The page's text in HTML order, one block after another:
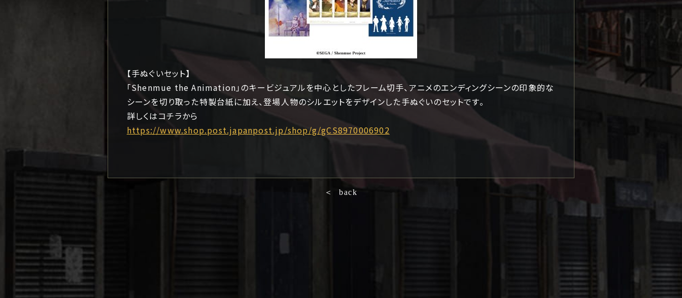
【手ぬぐいセット】
「Shenmue the Animation」のキービジュアルを中心としたフレーム切手、アニメのエンディングシーンの印象的な
シーンを切り取った特製台紙に加え、登場人物のシルエットをデザインした手ぬぐいのセットです。
詳しくはコチラから
https://www.shop.post.japanpost.jp/shop/g/gCS8970006902
＜ back